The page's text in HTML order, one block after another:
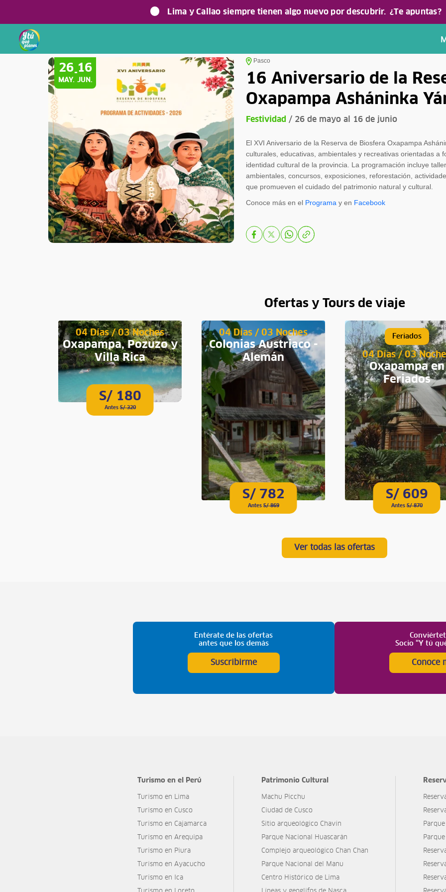
Lima y Callao siempre tienen algo nuevo por descubrir. ¿Te apuntas?
Volver a Festividades
26
MAY.
-16
JUN.
Pasco
16 Aniversario de la
Oxapampa Asháninka
Festividad / 26 de mayo al 16 de junio
El XVI Aniversario de la Reserva de Biosfera Oxapampa
culturales, educativas, ambientales y recreativas orientadas a
identidad cultural de la provincia. La programación incluye
ambientales, concursos, exposiciones, reforestación,
que promueven el cuidado del patrimonio natural y cultural.
Conoce más en el Programa y en Facebook
Ofertas y Tours de viaje
04 Días / 03 Noches
Oxapampa, Pozuzo y
Villa Rica
S/ 180
AntesS/ 320
04 Días / 03 Noches
Colonias Austriaco -
Alemán
S/ 782
AntesS/ 869
Feriados
04 Días / 03
Oxapampa en
Feriados
S/ 609
AntesS/ 870
Ver todas las ofertas
Entérate de las ofertas
antes que los demás
Suscribirme
Socio “Y tú
Conoce
Turismo en el Perú
Turismo en Lima
Turismo en Cusco
Turismo en Cajamarca
Turismo en Arequipa
Turismo en Piura
Turismo en Ayacucho
Turismo en Ica
Patrimonio Cultural
Machu Picchu
Ciudad de Cusco
Sitio arqueológico Chavín
Parque Nacional Huascarán
Complejo arqueológico Chan Chan
Parque Nacional del Manu
Centro Histórico de Lima